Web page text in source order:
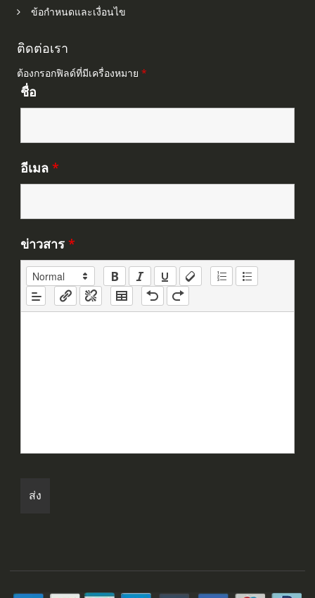
ข้อกำหนดและเงื่อนไข
ติดต่อเรา
ต้องกรอกฟิลด์ที่มีเครื่องหมาย *
ชื่อ
อีเมล *
ข่าวสาร *